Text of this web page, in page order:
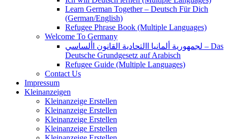
Learn German Together – Deutsch Für Dich
(German/English)
Refugee Phrase Book (Multiple Languages)
Welcome To Germany
لجمهورية ألمانيا االتحادية القانون األساسي – Das
Deutsche Grundgesetz auf Arabisch
Refugee Guide (Multiple Languages)
Contact Us
Impressum
Kleinanzeigen
Kleinanzeige Erstellen
Kleinanzeige Erstellen
Kleinanzeige Erstellen
Kleinanzeige Erstellen